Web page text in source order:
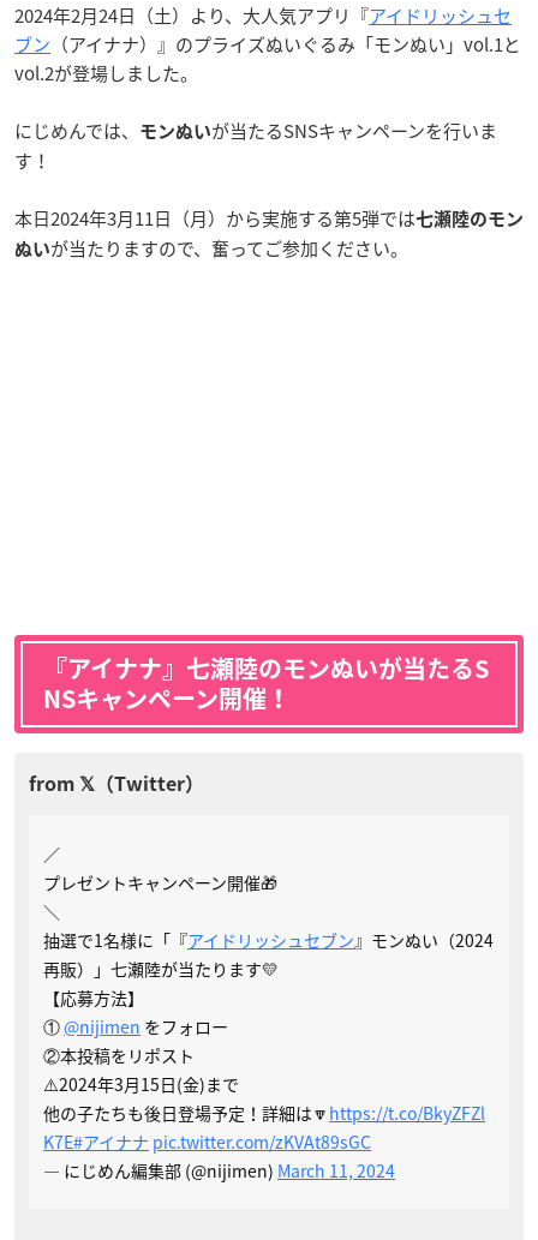
2024年2月24日（土）より、大人気アプリ『アイドリッシュセ
ブン （アイナナ）』のプライズぬいぐるみ「モンぬい」vol.1と
vol.2が登場しました。
にじめんでは、 モンぬいが当たるSNSキャンペーンを行いま
す！
本日2024年3月11日（月）から実施する第5弾では七瀬陸のモン
ぬいが当たりますので、奮ってご参加ください。
『アイナナ』七瀬陸のモンぬいが当たるS
NSキャンペーン開催！
／
プレゼントキャンペーン開催🎁
＼
抽選で1名様に「『アイドリッシュセブン 』モンぬい（2024
再販）」七瀬陸が当たります💛
【応募方法】
①@nijimen をフォロー
②本投稿をリポスト
⚠️2024年3月15日(金)まで
他の子たちも後日登場予定！詳細は🔽 https://t.co/BkyZFZl
K7E#アイナナ pic.twitter.com/zKVAt89sGC
— にじめん編集部 (@nijimen) March 11, 2024